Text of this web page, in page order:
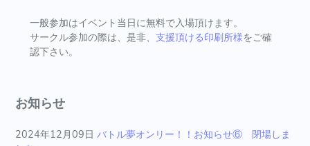
一般参加はイベント当日に無料で入場頂けます。
サークル参加の際は、是非、 支援頂ける印刷所様をご確
認下さい。
お知らせ
2024年12月09日 バトル夢オンリー！！お知らせ⑥ 閉場しま